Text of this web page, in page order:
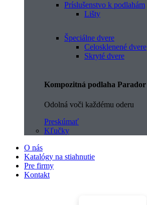
Príslušenstvo k podlahám
Lišty
Špeciálne dvere
Celosklenené dvere
Skryté dvere
Kompozitná podlaha Parador
Odolná voči každému oderu
Preskúmať
Kľučky
O nás
Katalógy na stiahnutie
Pre firmy
Kontakt